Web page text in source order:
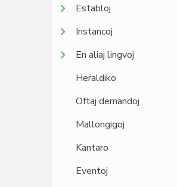
Establoj
Instancoj
En aliaj lingvoj
Heraldiko
Oftaj demandoj
Mallongigoj
Kantaro
Eventoj